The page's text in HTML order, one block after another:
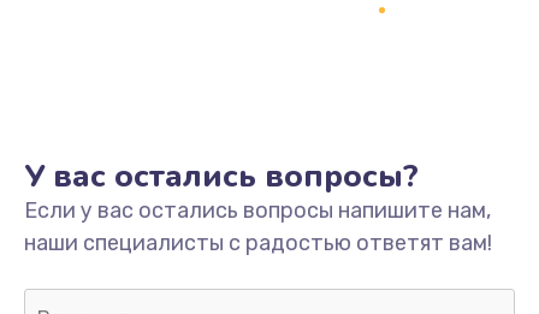
Не включается
1400 руб.
Заказать
У вас остались вопросы?
Если у вас остались вопросы напишите нам,
наши специалисты с радостью ответят вам!